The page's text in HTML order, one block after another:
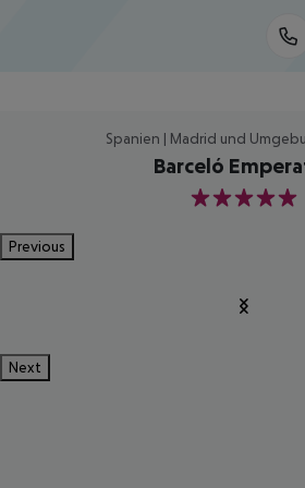
Spanien | Madrid und
Barceló
5
Previous
Next